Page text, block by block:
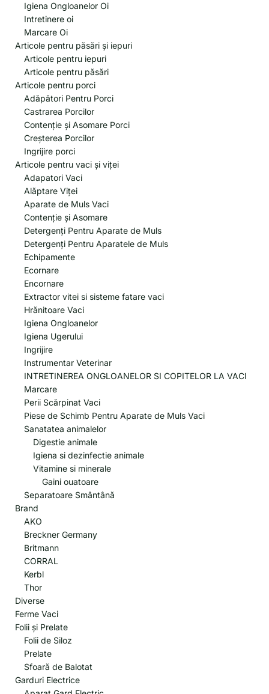
Igiena Ongloanelor Oi
Intretinere oi
Marcare Oi
Articole pentru păsări și iepuri
Articole pentru iepuri
Articole pentru păsări
Articole pentru porci
Adăpători Pentru Porci
Castrarea Porcilor
Contenție și Asomare Porci
Creșterea Porcilor
Ingrijire porci
Articole pentru vaci și viței
Adapatori Vaci
Alăptare Viței
Aparate de Muls Vaci
Contenție și Asomare
Detergenți Pentru Aparate de Muls
Detergenți Pentru Aparatele de Muls
Echipamente
Ecornare
Encornare
Extractor vitei si sisteme fatare vaci
Hrănitoare Vaci
Igiena Ongloanelor
Igiena Ugerului
Ingrijire
Instrumentar Veterinar
INTRETINEREA ONGLOANELOR SI COPITELOR LA VACI
Marcare
Perii Scărpinat Vaci
Piese de Schimb Pentru Aparate de Muls Vaci
Sanatatea animalelor
Digestie animale
Igiena si dezinfectie animale
Vitamine si minerale
Gaini ouatoare
Separatoare Smântână
Brand
AKO
Breckner Germany
Britmann
CORRAL
Kerbl
Thor
Diverse
Ferme Vaci
Folii și Prelate
Folii de Siloz
Prelate
Sfoară de Balotat
Garduri Electrice